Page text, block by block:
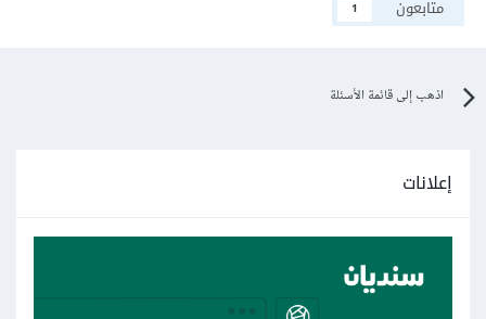
متابعون
1
اذهب إلى قائمة الأسئلة
إعلانات